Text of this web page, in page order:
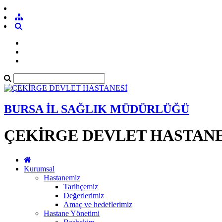
BURSA İL SAĞLIK MÜDÜRLÜĞÜ
ÇEKİRGE DEVLET
Kurumsal
Hastanemiz
Tarihçemiz
Değerlerimiz
Amaç ve hedeflerimiz
Hastane Yönetimi